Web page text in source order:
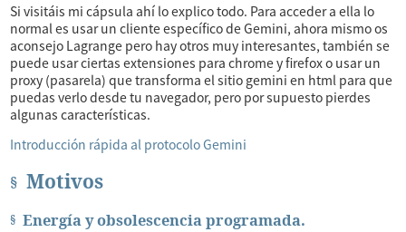
Si visitáis mi cápsula ahí lo explico todo. Para acceder a ella lo
normal es usar un cliente específico de Gemini, ahora mismo os
aconsejo Lagrange pero hay otros muy interesantes, también se
puede usar ciertas extensiones para chrome y firefox o usar un
proxy (pasarela) que transforma el sitio gemini en html para que
puedas verlo desde tu navegador, pero por supuesto pierdes
algunas características.
Introducción rápida al protocolo Gemini
Motivos
Energía y obsolescencia programada.